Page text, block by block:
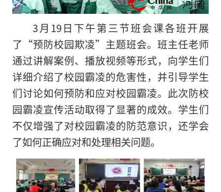
3月19日下午第三节班会课各班开展
了“预防校园欺凌”主题班会。班主任老师
通过讲解案例、播放视频等形式，向学生们
详细介绍了校园霸凌的危害性，并引导学生
们讨论如何预防和应对校园霸凌。此次防校
园霸凌宣传活动取得了显著的成效。学生们
不仅增强了对校园霸凌的防范意识，还学会
了如何正确应对和处理相关问题。